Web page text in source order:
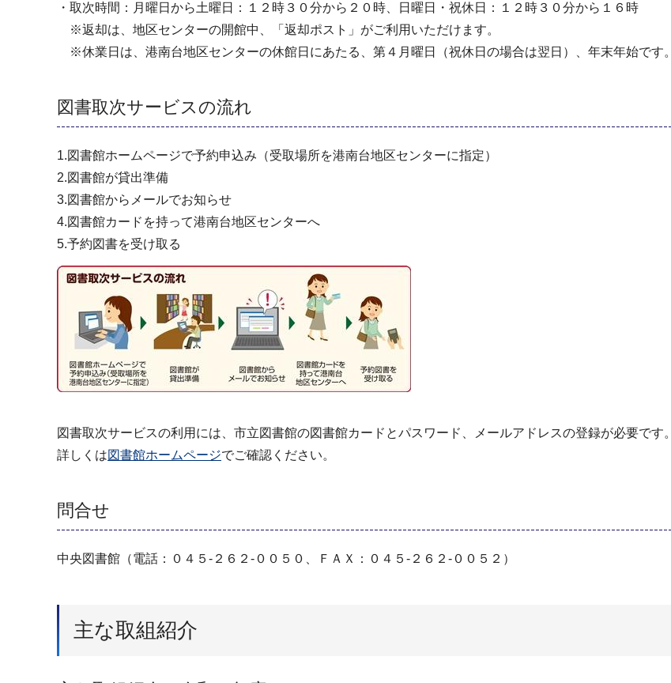
・取次時間：月曜日から土曜日：１２時３０分から２０時、日曜日・祝休日：１２時３０分から１６時
※返却は、地区センターの開館中、「返却ポスト」がご利用いただけます。
※休業日は、港南台地区センターの休館日にあたる、第４月曜日（祝休日の場合は翌日）、年末年始です。
図書取次サービスの流れ
1.図書館ホームページで予約申込み（受取場所を港南台地区センターに指定）
2.図書館が貸出準備
3.図書館からメールでお知らせ
4.図書館カードを持って港南台地区センターへ
5.予約図書を受け取る
図書取次サービスの利用には、市立図書館の図書館カードとパスワード、メールアドレスの登録が必要です。
詳しくは図書館ホームページでご確認ください。
問合せ
中央図書館（電話：０４５-２６２-００５０、ＦＡＸ：０４５-２６２-００５２）
主な取組紹介